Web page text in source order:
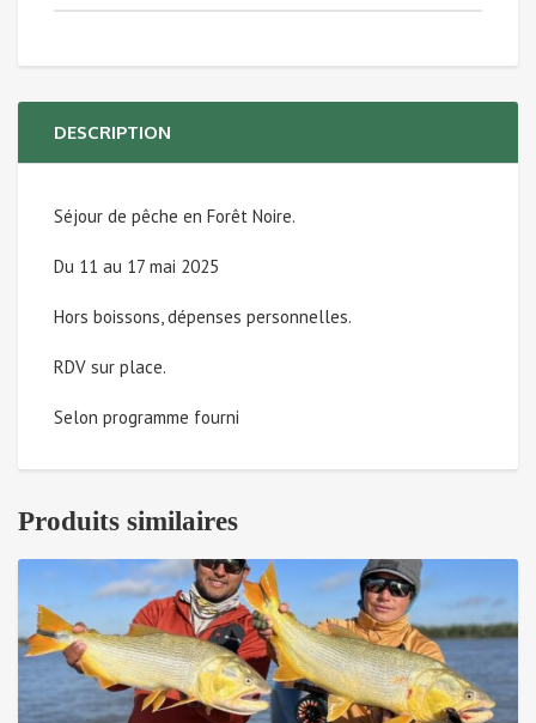
Noire
-
11
au
17
payer)
DESCRIPTION
Séjour de pêche en Forêt Noire.
Du 11 au 17 mai 2025
Hors boissons, dépenses personnelles.
RDV sur place.
Selon programme fourni
Produits similaires